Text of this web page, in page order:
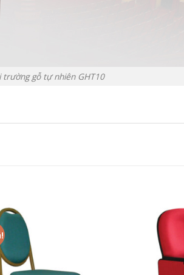
trường gỗ tự nhiên GHT10